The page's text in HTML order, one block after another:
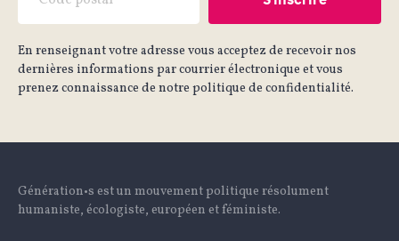
En renseignant votre adresse vous acceptez de recevoir nos
dernières informations par courrier électronique et vous
prenez connaissance de notre politique de confidentialité.
Génération•s est un mouvement politique résolument
humaniste, écologiste, européen et féministe.